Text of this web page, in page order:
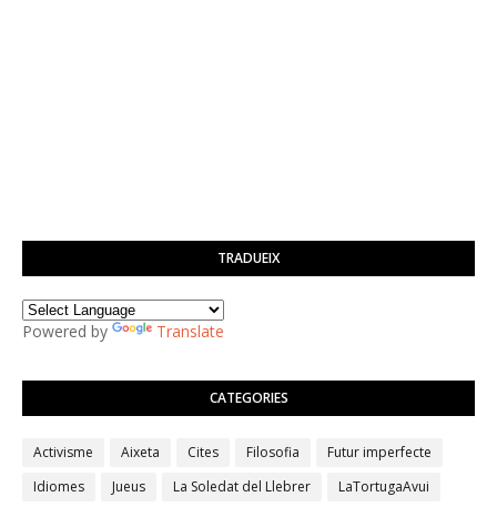
TRADUEIX
Powered by Translate
CATEGORIES
Activisme Aixeta Cites Filosofia
Futur imperfecte
Idiomes
Jueus La Soledat del Llebrer LaTortugaAvui